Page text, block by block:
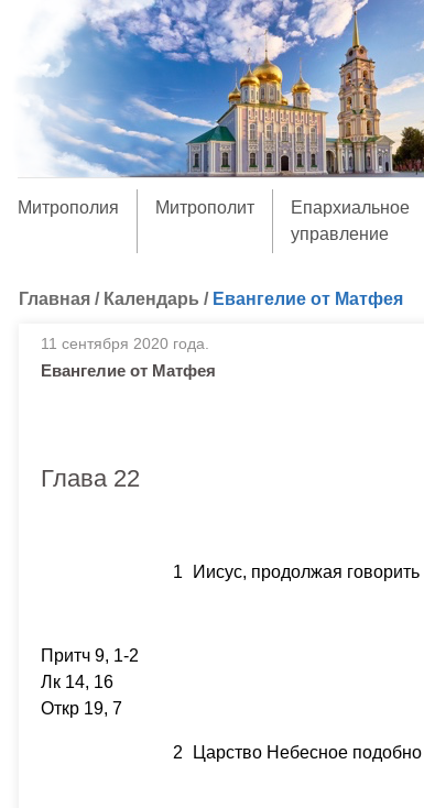
Митрополия Митрополит
Епархиальное
управление
Главная / Календарь / Евангелие от Матфея
11 сентября 2020 года.
Евангелие от Матфея
Глава 22
1 Иисус, продолжая
Притч 9, 1-2
Лк 14, 16
Откр 19, 7
2 Царство Небесное